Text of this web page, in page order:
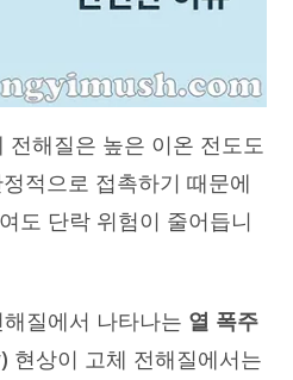
전해질은 높은 이온 전도도
적으로 접촉하기 때문에
도 단락 위험이 줄어듭니
질에서 나타나는 열 폭주
현상이 고체 전해질에서는